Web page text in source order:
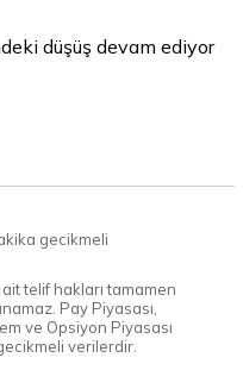
düşüş devam ediyor
gecikmeli
telif hakları tamamen
Pay Piyasası,
ve Opsiyon Piyasası
verilerdir.